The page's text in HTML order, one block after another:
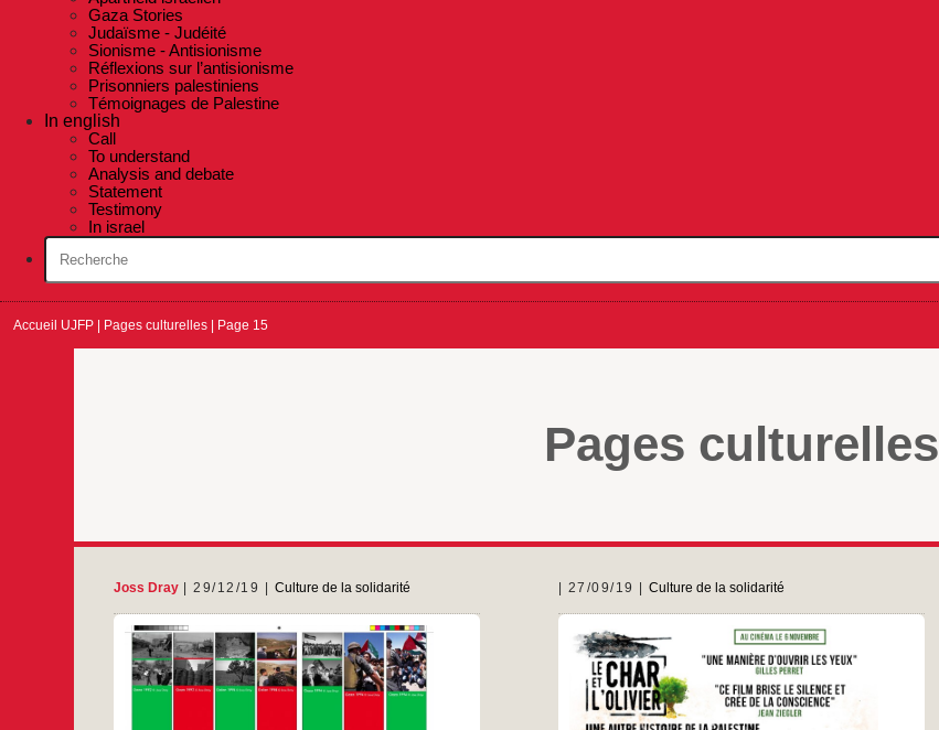
Gaza Stories
Judaïsme - Judéité
Sionisme - Antisionisme
Réflexions sur l’antisionisme
Prisonniers palestiniens
Témoignages de Palestine
In english
Call
To understand
Analysis and debate
Statement
Testimony
In israel
Accueil UJFP Pages culturelles Page 15
Pages culturelles
Joss Dray 29/12/19 Culture de la solidarité
29 12 2019
Pour les petits cadeaux de fin d’année, la
photographe Joss Dray vous propose des
marque-pages avec des photos qu’elle a
27/09/19 Culture de la solidarité
LE CHAR ET L’OLIVIER, UNE AUTRE
HISTOIRE DE LA PALESTINE de Roland
NURIER est un documentaire essentiel qui